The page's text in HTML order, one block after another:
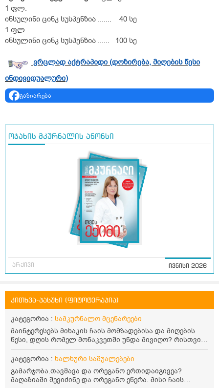
1 ფლ.
ინსულინი ცინკ სუსპენზია ....... 40 სე
1 ფლ.
ინსულინი ცინკ სუსპენზია ...... 100 სე
ვრცლად აქტრაპიდი (დოზირება, მიღების წესი
ინდივიდუალური)
გაზიარება
ოჯახის მკურნალის ანონსი
არქივი ივნისი 2026
კითხვა-პასუხი (ფიტოტერაპია)
კატეგორია : სამკურნალო მცენარეები
მაინტერესებს მიხაკის ჩაის მომზადებისა და მიღების
წესი, დღის რომელ მონაკვეთში უნდა მივიღო? რისთვის
არის სასარგებლო და უკუჩვენება თუ აქვს
კატეგორია : ხალხური საშუალებები
გამარჯობა.თავშავა და ორეგანო ერთიდაიგივეა?
მაღაზიაში შევიძინე და ორეგანო ეწერა. მისი ჩაის